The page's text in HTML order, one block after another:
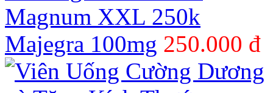
Majegra 100mg 250.000 đ